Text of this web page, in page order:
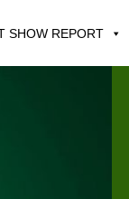
SHOW REPORT